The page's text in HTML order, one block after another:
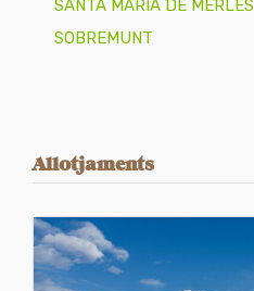
SANTA MARIA DE MERLÈS
SOBREMUNT
Allotjaments